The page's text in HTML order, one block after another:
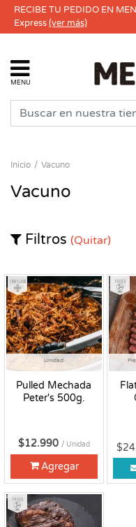
RECIBE TU PEDIDO EN
Express(ver más)
MENU
Inicio Vacuno
Vacuno
Filtros (Quitar)
Unidad
Pulled Mechada
Peter's 500g.
Congelado
$12.990 / Unidad
Agregar
Fresco
Fresco